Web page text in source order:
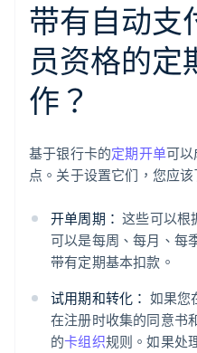
带有自动支
员资格的定
作？
基于银行卡的定期开单可
点。关于设置它们，您应该
开单周期： 这些可以根
可以是每周、每月、每
带有定期基本扣款。
试用期和转化： 如果您
在注册时收集的同意书
的卡组织规则。如果处